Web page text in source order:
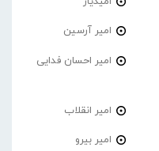
امیر آرسین
امیر احسان فدایی
امیر انقلاب
امیر بیرو